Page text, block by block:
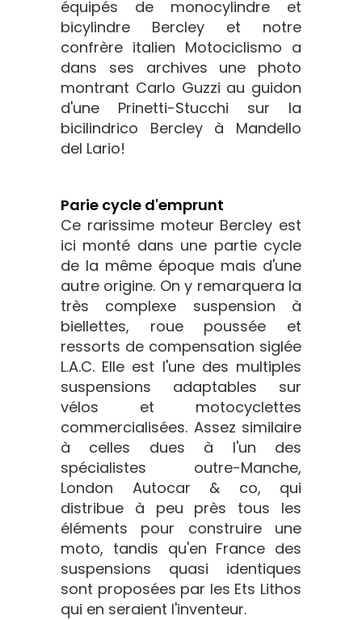
équipés de monocylindre et
bicylindre Bercley et notre
confrère italien Motociclismo a
dans ses archives une photo
montrant Carlo Guzzi au guidon
d'une Prinetti-Stucchi sur la
bicilindrico Bercley à Mandello
del Lario!
Parie cycle d'emprunt
Ce rarissime moteur Bercley est
ici monté dans une partie cycle
de la même époque mais d'une
autre origine. On y remarquera la
très complexe suspension à
biellettes, roue poussée et
ressorts de compensation siglée
L.A.C. Elle est l'une des multiples
suspensions adaptables sur
vélos et motocyclettes
commercialisées. Assez similaire
à celles dues à l'un des
spécialistes outre-Manche,
London Autocar & co, qui
distribue à peu près tous les
éléments pour construire une
moto, tandis qu'en France des
suspensions quasi identiques
sont proposées par les Ets Lithos
qui en seraient l'inventeur.